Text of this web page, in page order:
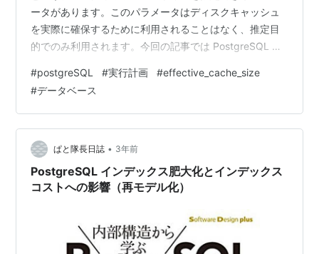
ータがあります。このパラメータはディスクキャッシュ
を実際に確保するために利用されることはなく、推定目
的でのみ利用されます。今回の記事では PostgreSQL が
す。PostgreSQL 15 を対象に調査しています。
effective_cache_size の利用箇所 ソースコードから調査
したところ、effective_cache_size は以下の2箇所で利用
されていました。(1) インデックススキャンの…
#postgreSQL #実行計画 #effective_cache_size
#データベース
ぱと隊長日誌 • 3年前
PostgreSQL インデックス肥大化とインデックス
コストへの影響（再モデル化）